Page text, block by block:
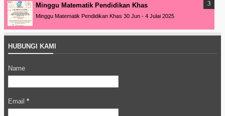
Minggu Matematik Pendidikan Khas
Minggu Matematik Pendidikan Khas 30 Jun - 4 Julai 2025
HUBUNGI KAMI
Name
Email *